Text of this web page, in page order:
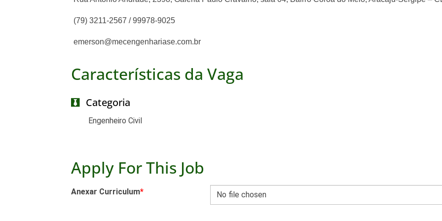
(79) 3211-2567 / 99978-9025
emerson@mecengenhariase.com.br
Características da Vaga
Categoria
Engenheiro Civil
Apply For This Job
Anexar Curriculum* No file chosen